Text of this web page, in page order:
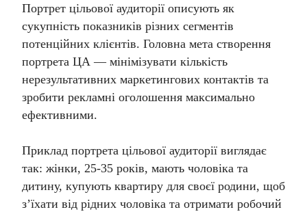
Портрет цільової аудиторії описують як
сукупність показників різних сегментів
потенційних клієнтів. Головна мета створення
портрета ЦА — мінімізувати кількість
нерезультативних маркетингових контактів та
зробити рекламні оголошення максимально
ефективними.
Приклад портрета цільової аудиторії виглядає
так: жінки, 25-35 років, мають чоловіка та
дитину, купують квартиру для своєї родини, щоб
з’їхати від рідних чоловіка та отримати робочий